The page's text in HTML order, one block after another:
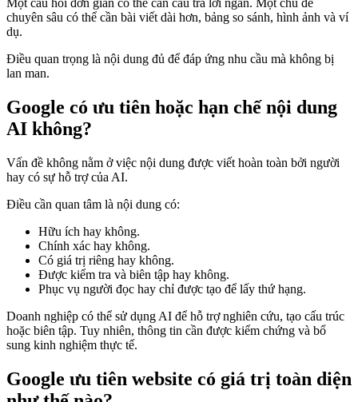
Một câu hỏi đơn giản có thể cần câu trả lời ngắn. Một chủ đề
chuyên sâu có thể cần bài viết dài hơn, bảng so sánh, hình ảnh và ví
dụ.
Điều quan trọng là nội dung đủ để đáp ứng nhu cầu mà không bị
lan man.
Google có ưu tiên hoặc hạn chế nội dung
AI không?
Vấn đề không nằm ở việc nội dung được viết hoàn toàn bởi người
hay có sự hỗ trợ của AI.
Điều cần quan tâm là nội dung có:
Hữu ích hay không.
Chính xác hay không.
Có giá trị riêng hay không.
Được kiểm tra và biên tập hay không.
Phục vụ người đọc hay chỉ được tạo để lấy thứ hạng.
Doanh nghiệp có thể sử dụng AI để hỗ trợ nghiên cứu, tạo cấu trúc
hoặc biên tập. Tuy nhiên, thông tin cần được kiểm chứng và bổ
sung kinh nghiệm thực tế.
Google ưu tiên website có giá trị toàn diện